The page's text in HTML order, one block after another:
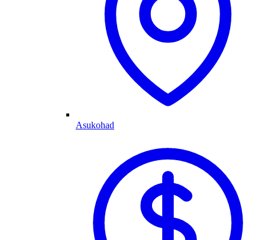
Asukohad